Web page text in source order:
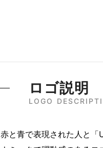
LOGO
ロゴ説明
赤と青で表現された人と「